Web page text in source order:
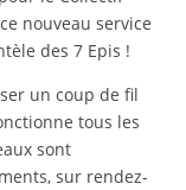
nouveau service
des 7 Epis !
un coup de fil
tous les
sont
sur rendez-